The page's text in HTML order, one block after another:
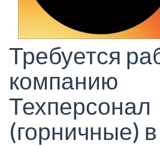
Требуется
компанию
Техперсонал
(горничные)